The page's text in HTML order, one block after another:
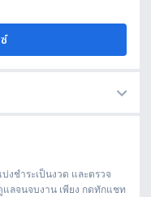
ชำระเป็นงวด และตรวจ
ลจนจบงาน เพียง กดทักแชท